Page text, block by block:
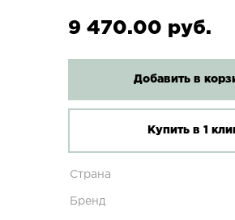
9 470.00 руб.
Добавить в
Купить в 1
Страна
Бренд